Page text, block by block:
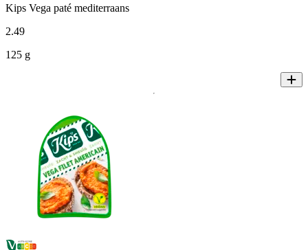
Kips Vega paté mediterraans
2.49
125 g